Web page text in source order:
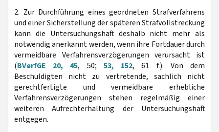
2. Zur Durchführung eines geordneten Strafverfahrens
und einer Sicherstellung der späteren Strafvollstreckung
kann die Untersuchungshaft deshalb nicht mehr als
notwendig anerkannt werden, wenn ihre Fortdauer durch
vermeidbare Verfahrensverzögerungen verursacht ist
(BVerfGE 20, 45, 50; 53, 152, 61 f.). Von dem
Beschuldigten nicht zu vertretende, sachlich nicht
gerechtfertigte und vermeidbare erhebliche
Verfahrensverzögerungen stehen regelmäßig einer
weiteren Aufrechterhaltung der Untersuchungshaft
entgegen.